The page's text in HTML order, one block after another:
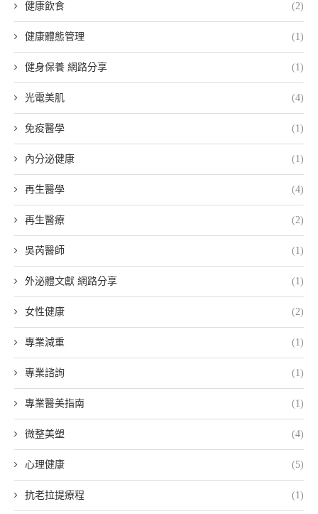
健康飲食 (2)
健康體態管理 (1)
健身保養 網路分享 (1)
光電美肌 (4)
免疫醫學 (1)
內分泌健康 (1)
再生醫學 (4)
再生醫療 (2)
吳芮醫師 (1)
外泌體文獻 網路分享 (1)
女性健康 (2)
專業減重 (1)
專業諮詢 (1)
專業醫美指南 (1)
微整美塑 (4)
心理健康 (5)
抗老拉提療程 (1)